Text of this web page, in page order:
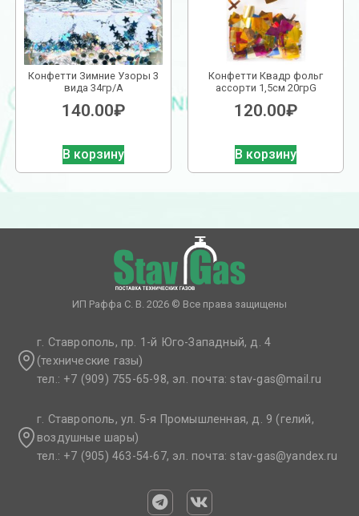
Конфетти Зимние Узоры 3
вида 34гр/A
140.00₽
В корзину
Конфетти Квадр фольг
ассорти 1,5см 20грG
120.00₽
В корзину
ИП Раффа С. В. 2026 © Все права защищены
г. Ставрополь, пр. 1-й Юго-Западный, д. 4
(технические газы)
тел.: +7 (909) 755-65-98, эл. почта: stav-gas@mail.ru​
г. Ставрополь, ул. 5-я Промышленная, д. 9 (гелий,
воздушные шары)
тел.: +7 (905) 463-54-67, эл. почта: stav-gas@yandex.ru​